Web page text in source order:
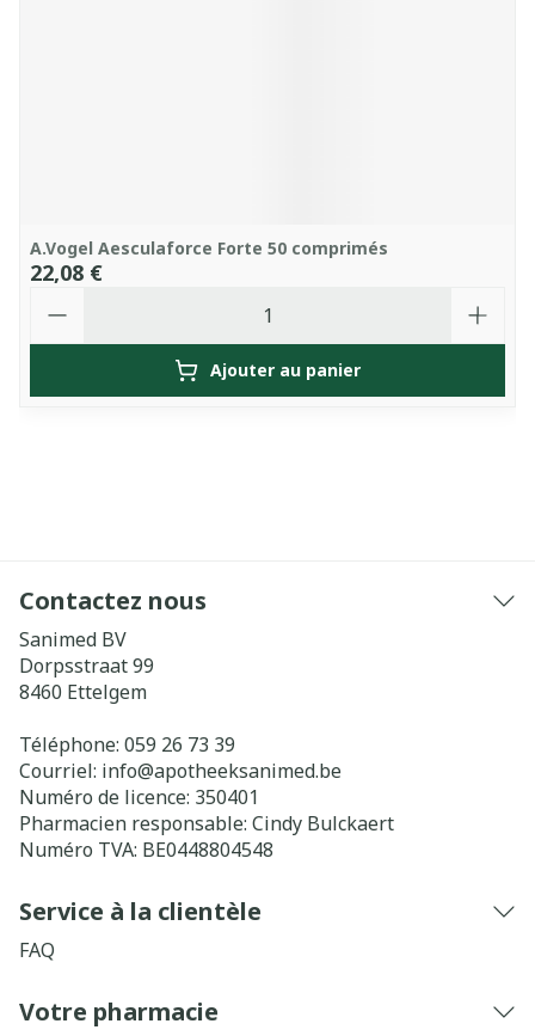
A.Vogel Aesculaforce Forte 50 comprimés
22,08 €
Ajouter au panier
Contactez nous
Sanimed BV
Dorpsstraat 99
8460 Ettelgem
Téléphone: 059 26 73 39
Courriel: info@apotheeksanimed.be
Numéro de licence: 350401
Pharmacien responsable: Cindy Bulckaert
Numéro TVA: BE0448804548
Service à la clientèle
FAQ
Votre pharmacie